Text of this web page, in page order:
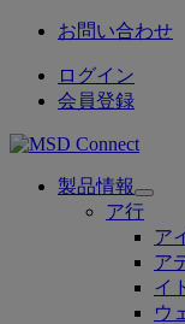
お問い合わせ
ログイン
会員登録
製品情報
Open
ア行
ア
ア
イ
ウ